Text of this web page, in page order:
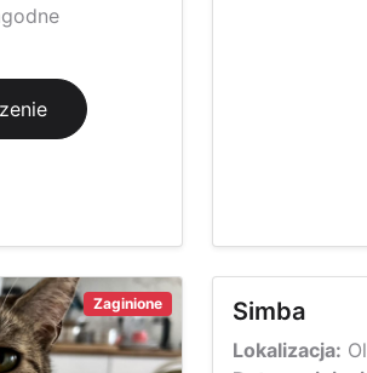
Zaginione Simba
Lokalizacja: